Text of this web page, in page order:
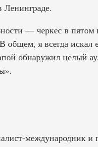
Ленинграде.
— черкес в пятом
я всегда искал
обнаружил целый
международник и